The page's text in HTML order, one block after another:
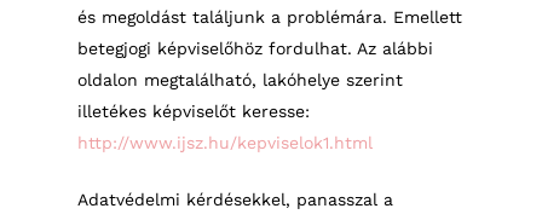
és megoldást találjunk a problémára. Emellett
betegjogi képviselőhöz fordulhat. Az alábbi
oldalon megtalálható, lakóhelye szerint
illetékes képviselőt keresse:
http://www.ijsz.hu/kepviselok1.html
Adatvédelmi kérdésekkel, panasszal a